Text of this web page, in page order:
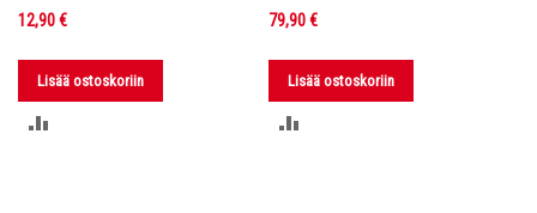
12,90 €
Lisää ostoskoriin
79,90 €
Lisää ostoskoriin